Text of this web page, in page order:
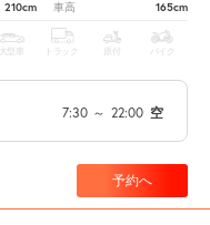
210cm 車高 165cm
大型車 トラック 原付 バイク
7:30 ～ 22:00 空
予約へ